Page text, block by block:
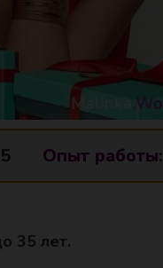
Опыт работы:
35 лет.